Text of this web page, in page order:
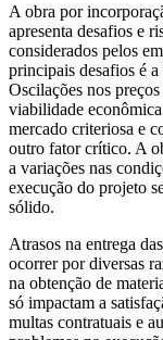
A obra por
apresenta desafios e
considerados pelos
principais desafios é
Oscilações nos
viabilidade
mercado criteriosa e
outro fator crítico. A
a variações nas
execução do projeto
sólido.
Atrasos na entrega
ocorrer por diversas
na obtenção de
só impactam a
multas contratuais e